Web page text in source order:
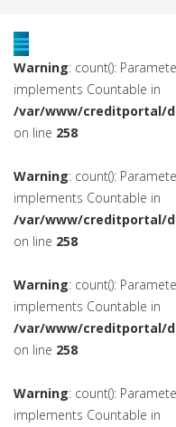
Warning: count():
implements Countable in
/var/www/creditportal/
on line 258
Warning: count():
implements Countable in
/var/www/creditportal/
on line 258
Warning: count():
implements Countable in
/var/www/creditportal/
on line 258
Warning: count():
implements Countable in